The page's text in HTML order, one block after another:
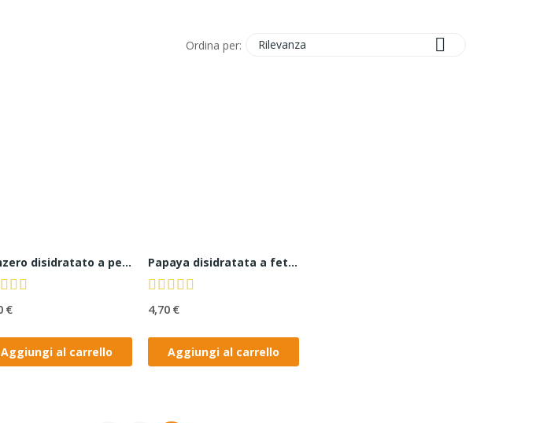
Ordina per: Rilevanza 
Zenzero disidratato a pezzi senza zucchero
€
Aggiungi al carrello
Papaya disidratata a fette senza zucchero
4,70 €
Aggiungi al carrello